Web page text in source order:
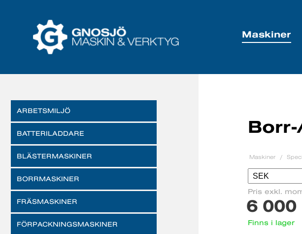
Maskiner
ARBETSMILJÖ
BATTERILADDARE
BLÄSTERMASKINER
BORRMASKINER
FRÄSMASKINER
FÖRPACKNINGSMASKINER
Maskiner
Pris exkl.
6 000
Finns i lager